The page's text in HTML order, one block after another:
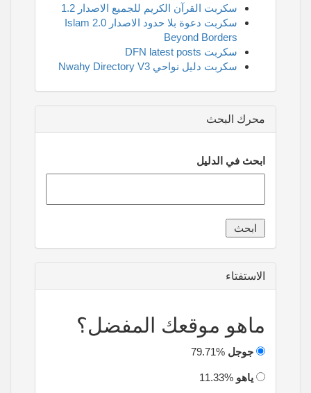
سكربت القرآن الكريم للجميع الاصدار 1.2
سكربت دعوة بلا حدود الاصدار 2.0 Islam
Beyond Borders
سكربت DFN latest posts
سكربت دليل نواحي Nwahy Directory V3
محرك البحث
ابحث في الدليل
الاستفتاء
ماهو موقعك المفضل؟
جوجل
ياهو